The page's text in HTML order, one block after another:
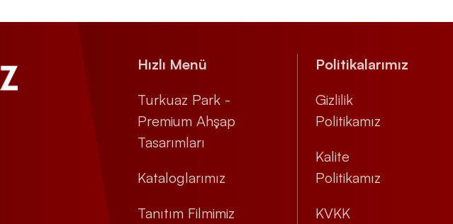
Hızlı Menü
Turkuaz Park -
Premium Ahşap
Tasarımları
Kataloglarımız
Tanıtım Filmimiz
Politikalarımız
Gizlilik
Politikamız
Kalite
Politikamız
KVKK